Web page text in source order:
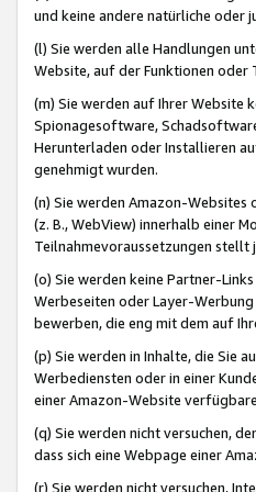
und keine andere natürliche oder
(l) Sie werden alle Handlungen
Website, auf der Funktionen oder
(m) Sie werden auf Ihrer Website
Spionagesoftware,
Herunterladen oder Installieren
genehmigt wurden.
(n) Sie werden Amazon-
(z. B., WebView) innerhalb einer
Teilnahmevoraussetzungen stellt
(o) Sie werden keine Partner-
Werbeseiten oder Layer-
bewerben, die eng mit dem auf
(p) Sie werden in Inhalte, die Sie
Werbediensten oder in einer
einer Amazon-Website
(q) Sie werden nicht versuchen,
dass sich eine Webpage einer
(r) Sie werden nicht versuchen,